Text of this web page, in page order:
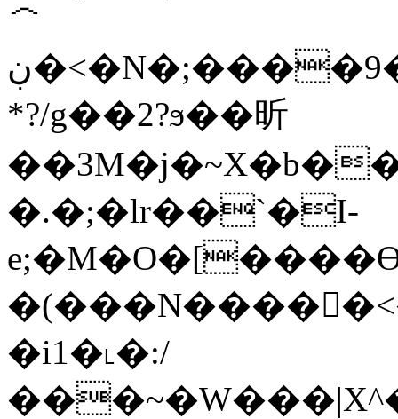
＾
ڹ�<�N�;����9����T^��Ɍ��v�O&�b�[��EgQ+����Q�'�
*?/g��2?ϧ��昕
�.�;�lr��`�I-
�i1�˪�:/